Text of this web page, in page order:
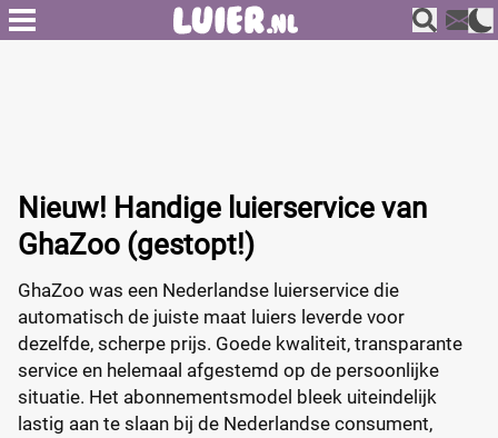
Nieuw! Handige luierservice van
GhaZoo (gestopt!)
GhaZoo was een Nederlandse luierservice die
automatisch de juiste maat luiers leverde voor
dezelfde, scherpe prijs. Goede kwaliteit, transparante
service en helemaal afgestemd op de persoonlijke
situatie. Het abonnementsmodel bleek uiteindelijk
lastig aan te slaan bij de Nederlandse consument,